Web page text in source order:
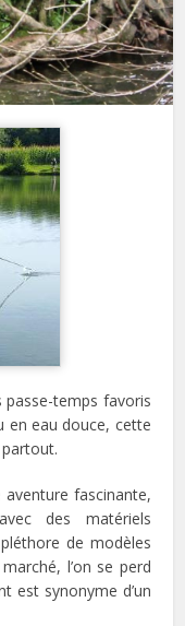
passe-temps favoris
en eau douce, cette
fascinante,
des matériels
de modèles
l’on se perd
est synonyme d’un